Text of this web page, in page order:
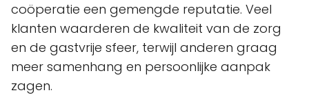
coöperatie een gemengde reputatie. Veel
klanten waarderen de kwaliteit van de zorg
en de gastvrije sfeer, terwijl anderen graag
meer samenhang en persoonlijke aanpak
zagen.